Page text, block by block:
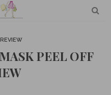
REVIEW
PEEL OFF